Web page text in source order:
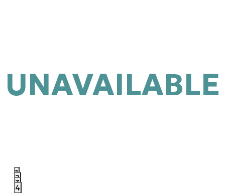
1
2
3
4
UNAVAILABLE